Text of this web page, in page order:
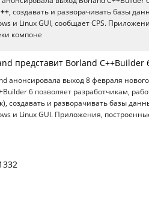
, создавать и разворачивать базы
и Linux GUI, сообщает CPS.
компоне
представит Borland C++Builder
анонсировала выход 8 февраля
6 позволяет разработчикам,
создавать и разворачивать базы
и Linux GUI. Приложения,